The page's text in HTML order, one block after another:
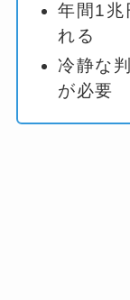
年間1兆
れる
冷静な
が必要